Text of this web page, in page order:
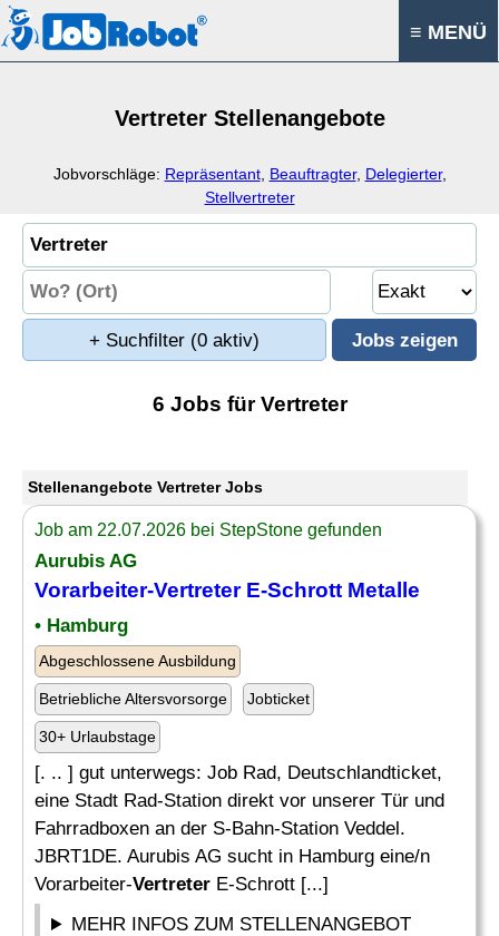
≡ MENÜ
Vertreter Stellenangebote
Jobvorschläge: Repräsentant, Beauftragter, Delegierter,
Stellvertreter
+ Suchfilter (0 aktiv)
6 Jobs für Vertreter
Stellenangebote Vertreter Jobs
Job am 22.07.2026 bei StepStone gefunden
Aurubis AG
Vorarbeiter-VertreterE-Schrott Metalle
• Hamburg
Abgeschlossene Ausbildung
Betriebliche Altersvorsorge Jobticket
30+ Urlaubstage
[. .. ] gut unterwegs: Job Rad, Deutschlandticket,
eine Stadt Rad-Station direkt vor unserer Tür und
Fahrradboxen an der S-Bahn-Station Veddel.
JBRT1DE. Aurubis AG sucht in Hamburg eine/n
Vorarbeiter-Vertreter E-Schrott [...]
MEHR INFOS ZUM STELLENANGEBOT